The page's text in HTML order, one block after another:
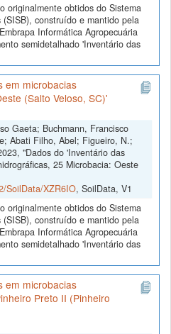
originalmente obtidos do Sistema
construído e mantido pela
Informática Agropecuária
semidetalhado 'Inventário das
em microbacias
(Salto Veloso, SC)'
Gaeta; Buchmann, Francisco
Abati Filho, Abel; Figueiro, N.;
"Dados do 'Inventário das
25 Microbacia: Oeste
SoilData/XZR6IO, SoilData, V1
originalmente obtidos do Sistema
construído e mantido pela
Informática Agropecuária
semidetalhado 'Inventário das
em microbacias
Preto II (Pinheiro